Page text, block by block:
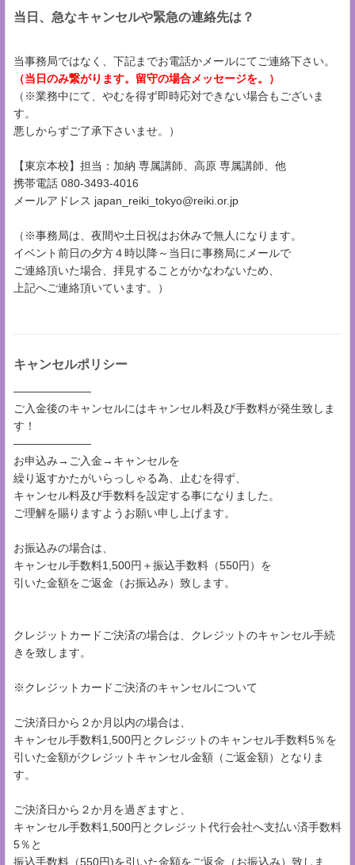
当日、急なキャンセルや緊急の連絡先は？
当事務局ではなく、下記までお電話かメールにてご連絡下さい。
（当日のみ繋がります。留守の場合メッセージを。）
（※業務中にて、やむを得ず即時応対できない場合もございま
す。
悪しからずご了承下さいませ。）
【東京本校】担当：加納 専属講師、高原 専属講師、他
携帯電話 080-3493-4016
メールアドレス japan_reiki_tokyo@reiki.or.jp
（※事務局は、夜間や土日祝はお休みで無人になります。
イベント前日の夕方４時以降～当日に事務局にメールで
ご連絡頂いた場合、拝見することがかなわないため、
上記へご連絡頂いています。）
キャンセルポリシー
―――――――
ご入金後のキャンセルにはキャンセル料及び手数料が発生致しま
す！
―――――――
お申込み→ご入金→キャンセルを
繰り返すかたがいらっしゃる為、止むを得ず、
キャンセル料及び手数料を設定する事になりました。
ご理解を賜りますようお願い申し上げます。
お振込みの場合は、
キャンセル手数料1,500円＋振込手数料（550円）を
引いた金額をご返金（お振込み）致します。
クレジットカードご決済の場合は、クレジットのキャンセル手続
きを致します。
※クレジットカードご決済のキャンセルについて
ご決済日から２か月以内の場合は、
キャンセル手数料1,500円とクレジットのキャンセル手数料5％を
引いた金額がクレジットキャンセル金額（ご返金額）となりま
す。
ご決済日から２か月を過ぎますと、
キャンセル手数料1,500円とクレジット代行会社へ支払い済手数料
5％と
振込手数料（550円)を引いた金額をご返金（お振込み）致しま